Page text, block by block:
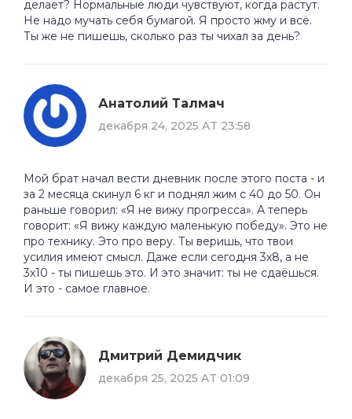
делает? Нормальные люди чувствуют, когда растут.
Не надо мучать себя бумагой. Я просто жму и всё.
Ты же не пишешь, сколько раз ты чихал за день?
Анатолий Талмач
декабря 24, 2025 AT 23:58
Мой брат начал вести дневник после этого поста - и
за 2 месяца скинул 6 кг и поднял жим с 40 до 50. Он
раньше говорил: «Я не вижу прогресса». А теперь
говорит: «Я вижу каждую маленькую победу». Это не
про технику. Это про веру. Ты веришь, что твои
усилия имеют смысл. Даже если сегодня 3х8, а не
3х10 - ты пишешь это. И это значит: ты не сдаёшься.
И это - самое главное.
Дмитрий Демидчик
декабря 25, 2025 AT 01:09